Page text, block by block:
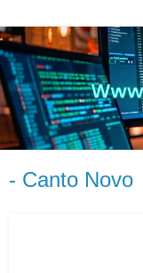
- Canto Novo